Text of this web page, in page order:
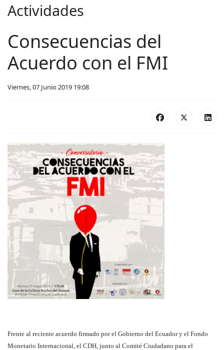
Actividades
Consecuencias del
Acuerdo con el FMI
Viernes, 07 Junio 2019 19:08
Frente al reciente acuerdo firmado por el Gobierno del Ecuador y el Fondo
Monetario Internacional, el CDH, junto al Comité Ciudadano para el